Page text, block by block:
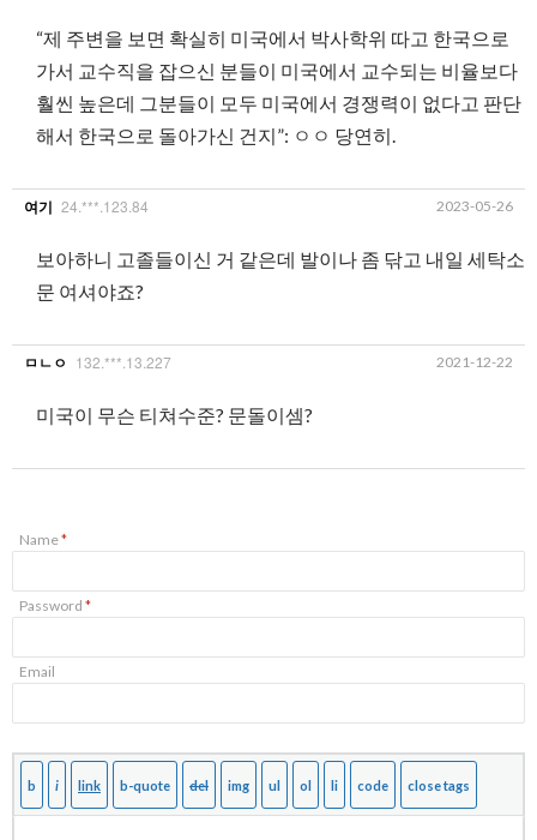
“제 주변을 보면 확실히 미국에서 박사학위 따고 한국으로
가서 교수직을 잡으신 분들이 미국에서 교수되는 비율보다
훨씬 높은데 그분들이 모두 미국에서 경쟁력이 없다고 판단
해서 한국으로 돌아가신 건지”: ㅇㅇ 당연히.
여기 24.***.123.84 2023-05-26
보아하니 고졸들이신 거 같은데 발이나 좀 닦고 내일 세탁소
문 여셔야죠?
ㅁㄴㅇ 132.***.13.227 2021-12-22
미국이 무슨 티쳐수준? 문돌이셈?
Name*
Password *
Email